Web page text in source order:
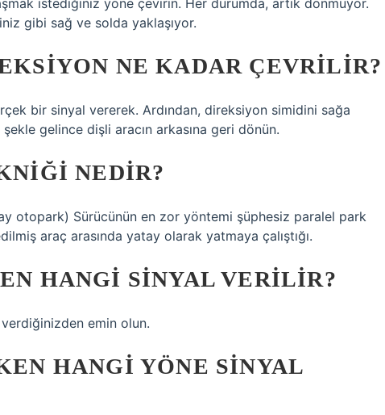
istediğiniz yöne çevirin. Her durumda, artık dönmüyor.
gibi sağ ve solda yaklaşıyor.
NE KADAR ÇEVRILIR?
bir sinyal vererek. Ardından, direksiyon simidini sağa
gelince dişli aracın arkasına geri dönün.
NEDIR?
otopark) Sürücünün en zor yöntemi şüphesiz paralel park
araç arasında yatay olarak yatmaya çalıştığı.
HANGI SINYAL VERILIR?
emin olun.
HANGI YÖNE SINYAL